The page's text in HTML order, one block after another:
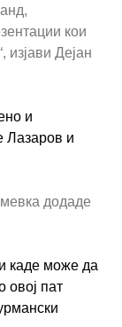
кои
Дејан
и
Лазаров и
додаде
каде може да
овој пат